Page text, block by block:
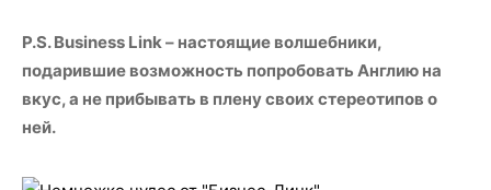
P.S. Business Link – настоящие волшебники,
подарившие возможность попробовать Англию на
вкус, а не прибывать в плену своих стереотипов о
ней.